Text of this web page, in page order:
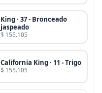
King · 37 - Bronceado
jaspeado
$ 155.105
California King · 11 - Trigo
$ 155.105